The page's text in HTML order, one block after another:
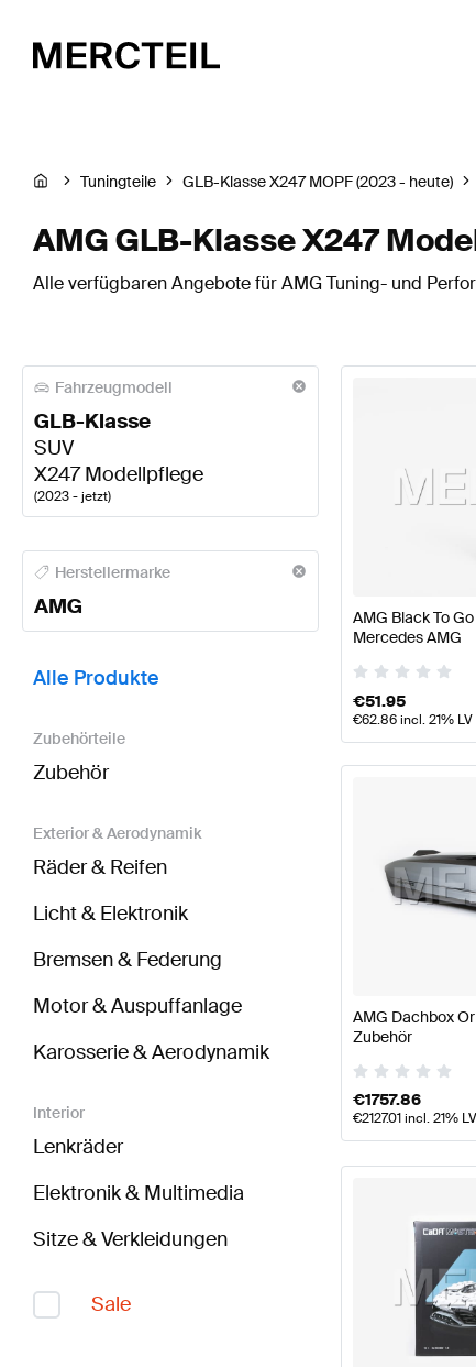
Tuningteile GLB-Klasse X247 MOPF (2023 - heute)
AMG GLB-Klasse X247
Alle verfügbaren Angebote für AMG Tuning- und
Fahrzeugmodell
GLB-Klasse
SUV
X247 Modellpflege
(2023 - jetzt)
AMG A-Klasse Tuning- und Performanceteile
Herstellermarke
AMG
Alle Produkte
Zubehörteile
Zubehör
Exterior & Aerodynamik
Räder & Reifen
Licht & Elektronik
Bremsen & Federung
Motor & Auspuffanlage
Karosserie & Aerodynamik
Interior
Lenkräder
Elektronik & Multimedia
Sitze & Verkleidungen
Sale
AMG Black To
Mercedes AMG
€51.95
€62.86incl. 21% LV
AMG Dachbox
Zubehör
€1757.86
€2127.01incl. 21%